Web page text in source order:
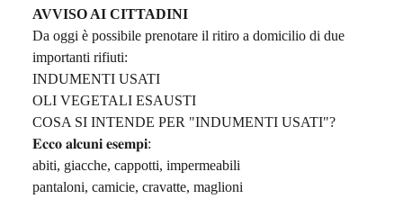
AVVISO AI CITTADINI
Da oggi è possibile prenotare il ritiro a domicilio di due
importanti rifiuti:
INDUMENTI USATI
OLI VEGETALI ESAUSTI
COSA SI INTENDE PER "INDUMENTI USATI"?
𝐄𝐜𝐜𝐨 𝐚𝐥𝐜𝐮𝐧𝐢 𝐞𝐬𝐞𝐦𝐩𝐢:
abiti, giacche, cappotti, impermeabili
pantaloni, camicie, cravatte, maglioni